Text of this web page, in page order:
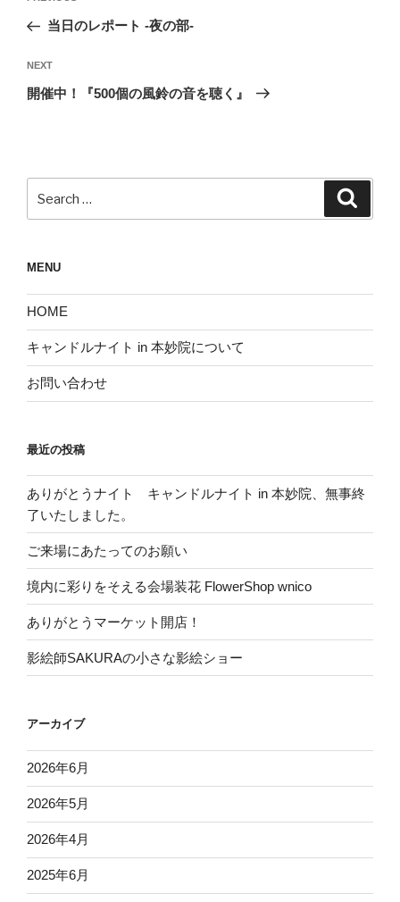
ナ
ビ
ゲ
Post当日のレポート -夜の部-
Next
Post
NEXT
開催中！『500個の風鈴の音を聴く』
for:
MENU
HOME
キャンドルナイト in 本妙院について
お問い合わせ
最近の投稿
ありがとうナイト キャンドルナイト in 本妙院、無事終
了いたしました。
ご来場にあたってのお願い
境内に彩りをそえる会場装花 FlowerShop wnico
ありがとうマーケット開店！
影絵師SAKURAの小さな影絵ショー
アーカイブ
2026年6月
2026年5月
2026年4月
2025年6月